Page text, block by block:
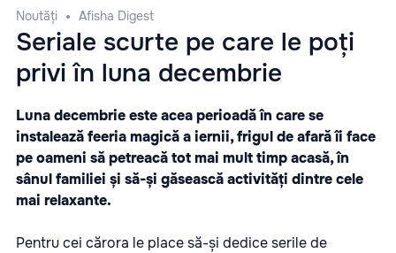
Noutăți Afisha Digest
Seriale scurte pe care le poți
privi în luna decembrie
Luna decembrie este acea perioadă în care se
instalează feeria magică a iernii, frigul de afară îi face
pe oameni să petreacă tot mai mult timp acasă, în
sânul familiei și să-și găsească activități dintre cele
mai relaxante.
Pentru cei cărora le place să-și dedice serile de